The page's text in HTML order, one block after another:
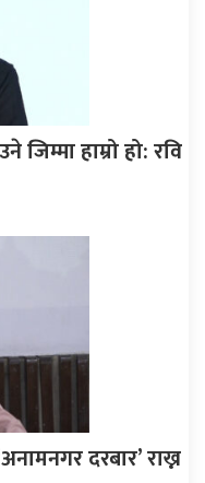
हाम्रो हो: रवि
दरबार’ राख्न